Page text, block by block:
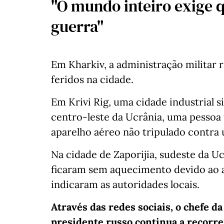
"O mundo inteiro exige
guerra"
Em Kharkiv, a administração militar
feridos na cidade.
Em Krivi Rig, uma cidade industrial
centro-leste da Ucrânia, uma
aparelho aéreo não tripulado
Na cidade de Zaporijia, sudeste da
ficaram sem aquecimento devido ao
indicaram as autoridades locais.
Através das redes sociais, o chefe